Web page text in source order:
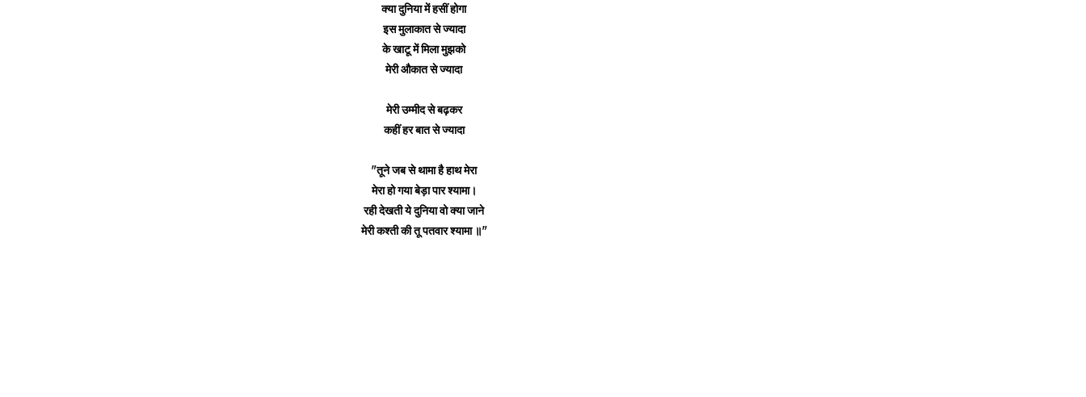
क्या दुनिया में हसीं होगा
इस मुलाकात से ज्यादा
के खाटू में मिला मुझको
मेरी औकात से ज्यादा
मेरी उम्मीद से बढ़कर
कहीं हर बात से ज्यादा
"तूने जब से थामा है हाथ मेरा
मेरा हो गया बेड़ा पार श्यामा।
रही देखती ये दुनिया वो क्या जाने
मेरी कश्ती की तू पतवार श्यामा ॥"